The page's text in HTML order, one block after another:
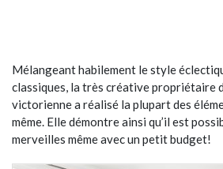
Mélangeant habilement le style
classiques, la très créative propriétaire
victorienne a réalisé la plupart des
même. Elle démontre ainsi qu’il est
merveilles même avec un petit budget!